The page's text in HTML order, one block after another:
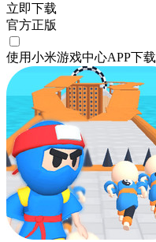
立即下载
官方正版
使用小米游戏中心APP下载